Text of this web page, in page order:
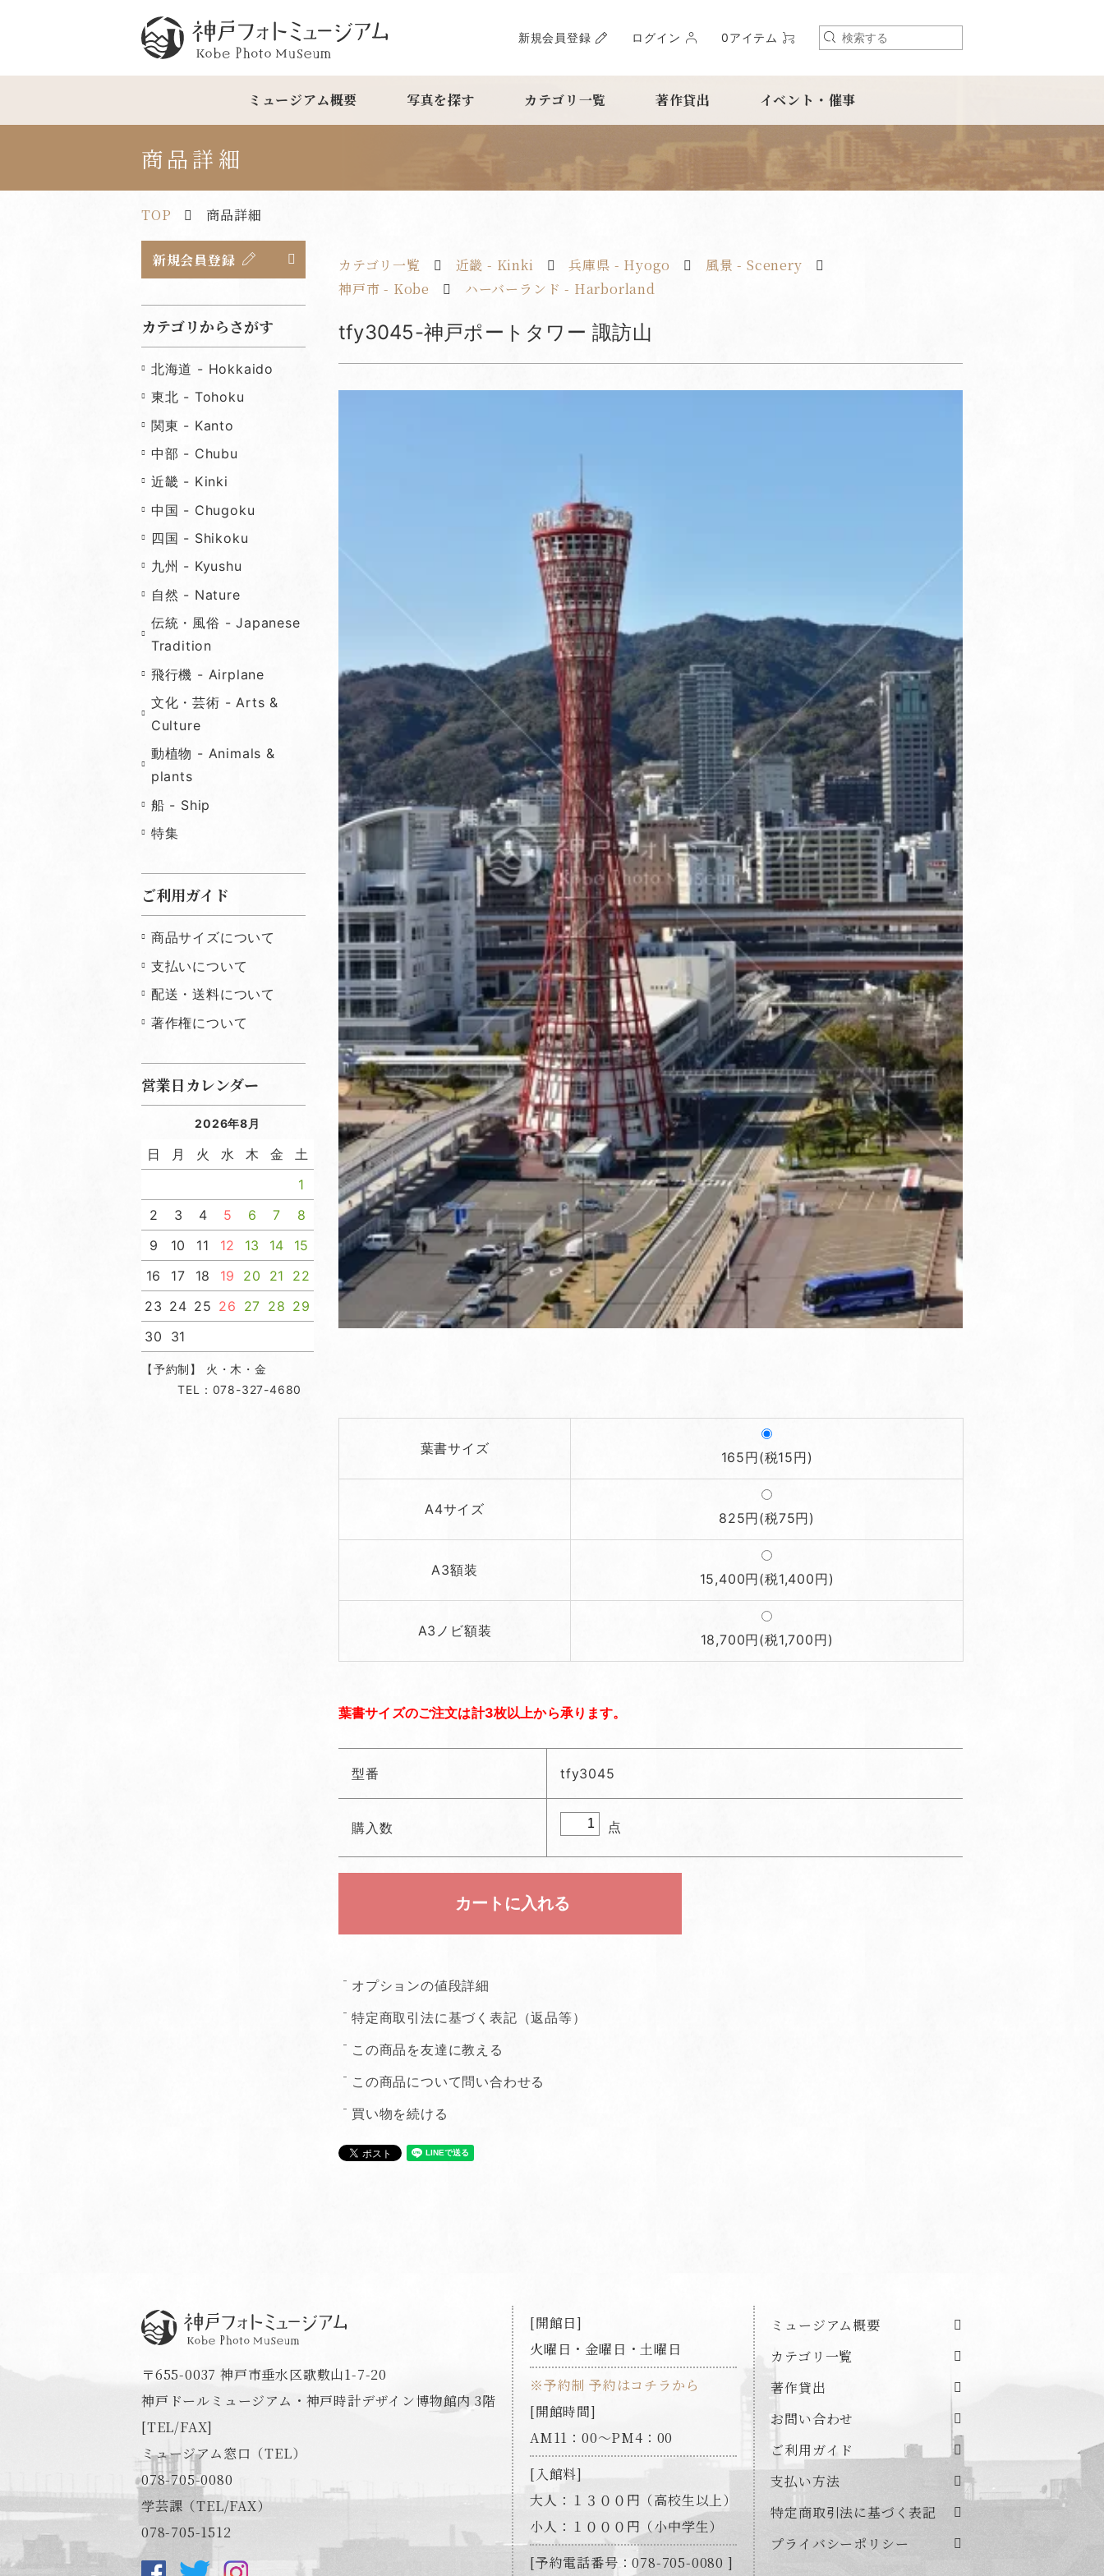
新規会員登録 ログイン 0アイテム
検
ミュージアム概要 写真を探す カテゴリ一覧 著作貸出 イベント・催事
商品詳細
TOP 商品詳細
カテゴリ一覧 近畿 - Kinki 兵庫県 - Hyogo
風景 - Scenery
神戸市 - Kobe
ハーバーランド - Harborland
tfy3045-神戸ポートタワー 諏訪山
葉書サイズ
165円(税15円)
A4サイズ
825円(税75円)
A3額装
15,400円(税1,400円)
A3ノビ額装
18,700円(税1,700円)
葉書サイズのご注文は計3枚以上から承ります。
型番 tfy3045
購入数 点
オプションの値段詳細
特定商取引法に基づく表記（返品等）
この商品を友達に教える
この商品について問い合わせる
買い物を続ける
新規会員登録
カテゴリからさがす
北海道 - Hokkaido
東北 - Tohoku
関東 - Kanto
中部 - Chubu
近畿 - Kinki
中国 - Chugoku
四国 - Shikoku
九州 - Kyushu
自然 - Nature
伝統・風俗 - Japanese
Tradition
飛行機 - Airplane
文化・芸術 - Arts &
Culture
動植物 - Animals &
plants
船 - Ship
特集
ご利用ガイド
商品サイズについて
支払いについて
配送・送料について
著作権について
営業日カレンダー
2026年8月
日 月 火 水 木 金
土
1
2
3 4 5 6 7
8
9
10 11 12 13 14
15
16
17 18 19 20 21
22
23 24 25 26 27 28 29
30
31
【予約制】 火・木・金
TEL：078-327-4680
〒655-0037 神戸市垂水区歌敷山1-7-20
神戸ドールミュージアム・神戸時計デザイン博物館内 3階
[TEL/FAX]
ミュージアム窓口（TEL）
078-705-0080
学芸課（TEL/FAX）
078-705-1512
開館日
火曜日・金曜日・土曜日
※予約制 予約はコチラから
開館時間
AM11：00～PM4：00
入館料
大人：１３００円（高校生以上）
小人：１０００円（小中学生）
予約電話番号：078-705-0080
ミュージアム概要
カテゴリ一覧
著作貸出
お問い合わせ
ご利用ガイド
支払い方法
特定商取引法に基づく表記
プライバシーポリシー